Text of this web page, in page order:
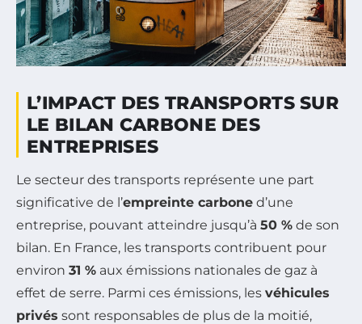
L’IMPACT DES TRANSPORTS SUR
LE BILAN CARBONE DES
ENTREPRISES
Le secteur des transports représente une part
significative de l’empreinte carbone d’une
entreprise, pouvant atteindre jusqu’à 50 % de son
bilan. En France, les transports contribuent pour
environ 31 % aux émissions nationales de gaz à
effet de serre. Parmi ces émissions, les véhicules
privés sont responsables de plus de la moitié,